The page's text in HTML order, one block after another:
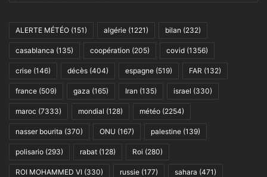
ALERTE MÉTÉO (151) algérie (1221) bilan (232)
casablanca (135) coopération (205) covid (1356)
crise (146) décès (404) espagne (519) FAR (132)
france (509) gaza (165) Iran (135) israel (330)
maroc (7333) mondial (128) météo (2254)
nasser bourita (370) ONU (167) palestine (139)
polisario (293) rabat (128) Roi (280)
ROI MOHAMMED VI (330) russie (177) sahara (471)